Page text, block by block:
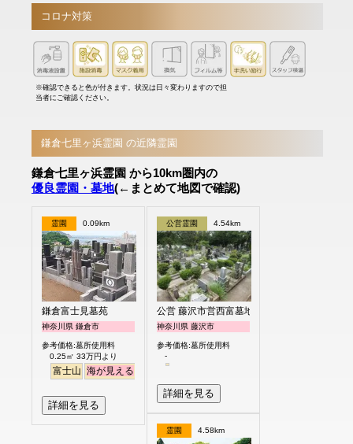
コロナ対策
※確認できると色が付きます。状況は日々変わりますので担
当者にご確認ください。
鎌倉七里ヶ浜霊園 の近隣霊園
鎌倉七里ヶ浜霊園 から10km圏内の
優良霊園・墓地(←まとめて地図で確認)
霊園 0.09km
鎌倉富士見墓苑
神奈川県 鎌倉市
参考価格:墓所使用料
0.25㎡ 33万円より
富士山 海が見える
詳細を見る
公営霊園 4.54km
公営 藤沢市営西富墓地
神奈川県 藤沢市
参考価格:墓所使用料
-
詳細を見る
霊園 4.58km